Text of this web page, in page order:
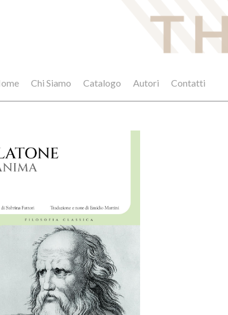
Chi Siamo Catalogo Autori Contatti